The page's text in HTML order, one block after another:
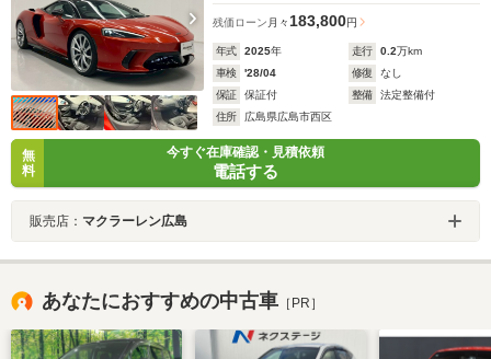
残価ローン 月々183,800円
年式 2025年 走行 0.2万km
車検
'28/04 修復
なし
保証
保証付 整備
法定整備付
住所
広島県広島市西区
無
料
今すぐ在庫確認・見積依頼
電話する
販売店： マクラーレン広島
あなたにおすすめの中古車 ［PR］